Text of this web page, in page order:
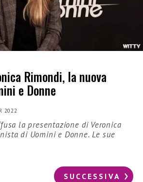
Rimondi, la nuova
e Donne
2022
la presentazione di Veronica
di Uomini e Donne. Le sue
SUCCESSIVA